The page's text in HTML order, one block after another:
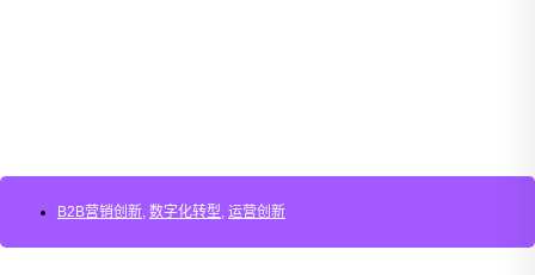
B2B营销创新, 数字化转型, 运营创新